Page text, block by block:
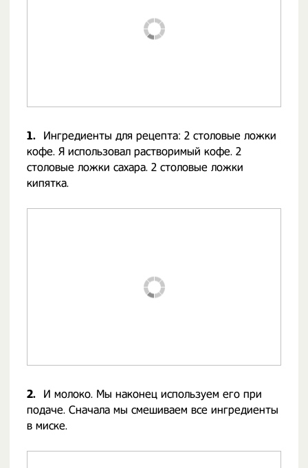
1.
Ингредиенты для рецепта: 2 столовые ложки
кофе. Я использовал растворимый кофе. 2
столовые ложки сахара. 2 столовые ложки
кипятка.
2.
И молоко. Мы наконец используем его при
подаче. Сначала мы смешиваем все ингредиенты
в миске.